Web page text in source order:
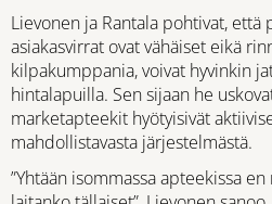
Lievonen ja Rantala pohtivat,
asiakasvirrat ovat vähäiset eikä
kilpakumppania, voivat hyvinkin
hintalapuilla. Sen sijaan he
marketapteekit hyötyisivät
mahdollistavasta järjestelmästä.
”Yhtään isommassa apteekissa